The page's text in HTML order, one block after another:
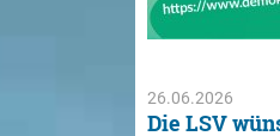
26.06.2026
Die LSV